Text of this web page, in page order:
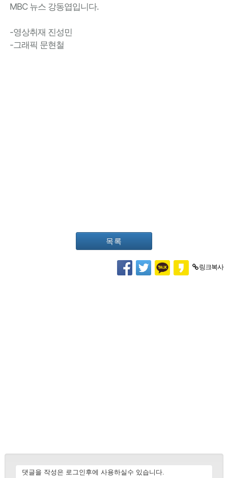
MBC 뉴스 강동엽입니다.
-영상취재 진성민
-그래픽 문현철
목록
링크복사